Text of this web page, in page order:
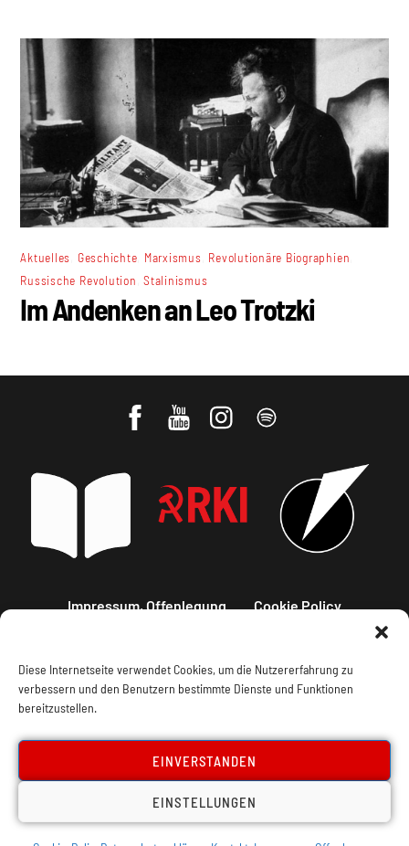
Diese Internetseite verwendet Cookies, um die Nutzererfahrung zu
verbessern und den Benutzern bestimmte Dienste und Funktionen
bereitzustellen.
EINVERSTANDEN
EINSTELLUNGEN
Aktuelles Geschichte Marxismus Revolutionäre Biographien
Russische Revolution ,Stalinismus
Im Andenken an Leo Trotzki
Impressum, Offenlegung Cookie Policy